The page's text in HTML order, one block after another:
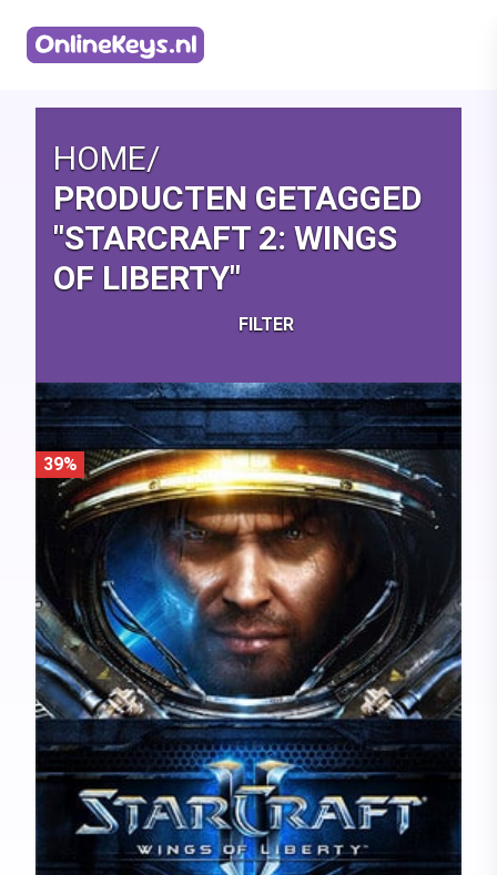
HOME/
PRODUCTEN GETAGGED
"STARCRAFT 2: WINGS
OF LIBERTY"
FILTER
39%